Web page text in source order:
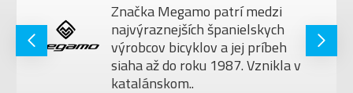
Značka Megamo patrí medzi
najvýraznejších španielskych
výrobcov bicyklov a jej príbeh
siaha až do roku 1987. Vznikla v
katalánskom..